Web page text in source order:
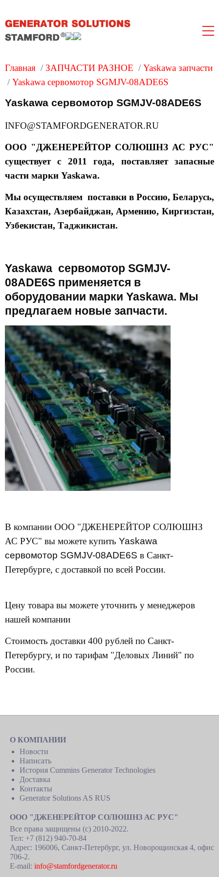
Главная / ЗАПЧАСТИ РАЗНОЕ / Yaskawa запчасти
/ Yaskawa сервомотор SGMJV-08ADE6S
Yaskawa сервомотор SGMJV-08ADE6S
INFO@STAMFORDGENERATOR.RU
ООО "ДЖЕНЕРЕЙТОР СОЛЮШНЗ АС РУС"
существует с 2011 года, поставляет запасные
части марки Yaskawa.
Мы осуществляем поставки в Россию, Беларусь,
Казахстан, Азербайджан, Армению, Киргизстан,
Узбекистан, Таджикистан.
Yaskawa сервомотор SGMJV-
08ADE6S применяется в
оборудовании марки Yaskawa. Мы
предлагаем новые запчасти.
В компании ООО "ДЖЕНЕРЕЙТОР СОЛЮШНЗ
АС РУС" вы можете купить Yaskawa
сервомотор SGMJV-08ADE6S в Санкт-
Петербурге, с доставкой по всей России.
Цену товара вы можете уточнить у менеджеров
нашей компании
Стоимость доставки 400 рублей по Санкт-
Петербургу, и по тарифам "Деловых Линий" по
России.
О КОМПАНИИ
Новости
Написать
История Cummins Generator Technologies
Доставка
Контакты
Generator Solutions AS RUS
ООО "ДЖЕНЕРЕЙТОР СОЛЮШНЗ АС РУС"
Все права защищены (c) 2010-2022.
Тел: +7 (812) 940-70-84
Адрес: 196006, Санкт-Петербург, ул. Новорощинская 4, офис
706-2.
E-mail: info@stamfordgenerator.ru